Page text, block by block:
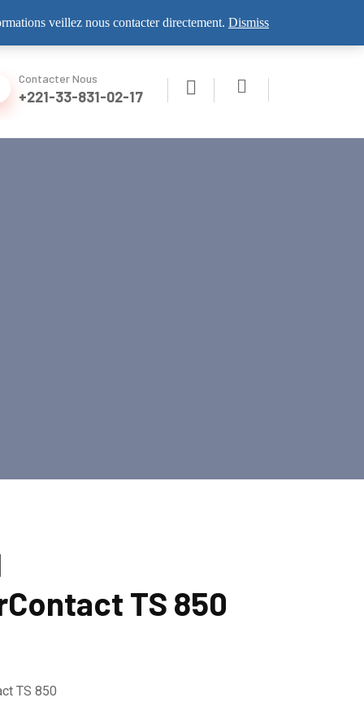
VISITEZ NOUS
Contacter Nous
+221-33-831-02-17
TS 850
TS 850
veillez nous contacter directement. Dismiss